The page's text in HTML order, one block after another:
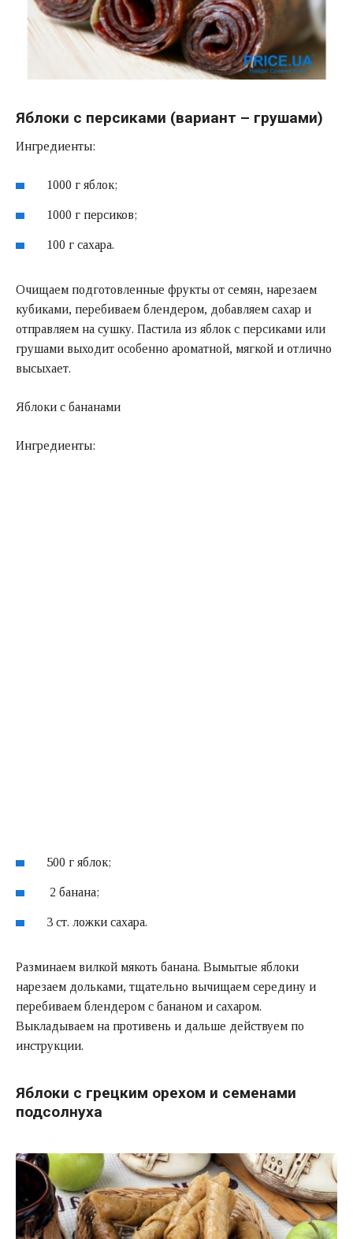
Яблоки с персиками (вариант – грушами)
Ингредиенты:
1000 г яблок;
1000 г персиков;
100 г сахара.
Очищаем подготовленные фрукты от семян, нарезаем
кубиками, перебиваем блендером, добавляем сахар и
отправляем на сушку. Пастила из яблок с персиками или
грушами выходит особенно ароматной, мягкой и отлично
высыхает.
Яблоки с бананами
Ингредиенты:
500 г яблок;
2 банана;
3 ст. ложки сахара.
Разминаем вилкой мякоть банана. Вымытые яблоки
нарезаем дольками, тщательно вычищаем середину и
перебиваем блендером с бананом и сахаром.
Выкладываем на противень и дальше действуем по
инструкции.
Яблоки с грецким орехом и семенами
подсолнуха